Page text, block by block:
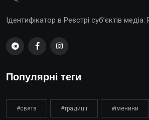
Ідентифікатор в Реєстрі суб’єктів
Популярні теги
#свята #традиції #іменини